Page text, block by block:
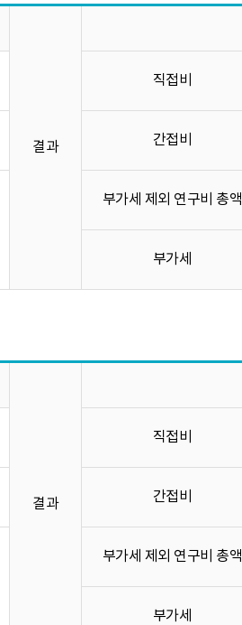
결과
직접비
간접비
부가세 제외 연구비 총액
부가세
결과
직접비
간접비
부가세 제외 연구비 총액
부가세